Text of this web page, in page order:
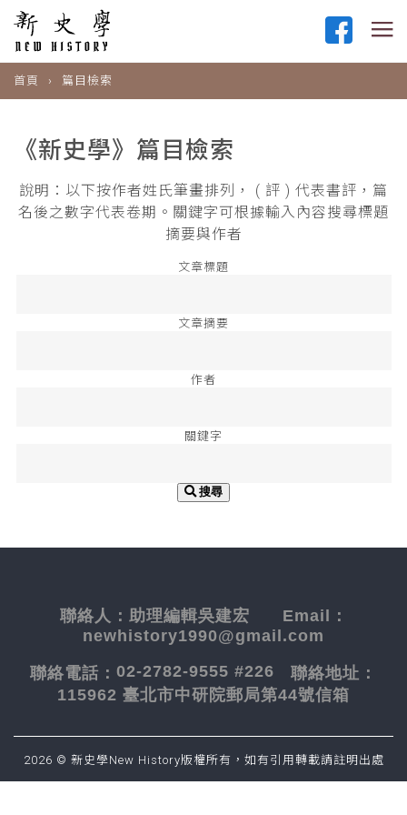
首頁 篇目檢索
《新史學》篇目檢索
說明：以下按作者姓氏筆畫排列， ( 評 ) 代表書評，篇
名後之數字代表卷期。關鍵字可根據輸入內容搜尋標題
摘要與作者
文章標題
文章摘要
作者
關鍵字
搜尋
聯絡人： 助理編輯吳建宏 Email：
newhistory1990@gmail.com
聯絡電話： 02-2782-9555 #226 聯絡地址：
115962 臺北市中研院郵局第44號信箱
2026 © 新史學New History版權所有，如有引用轉載請註明出處